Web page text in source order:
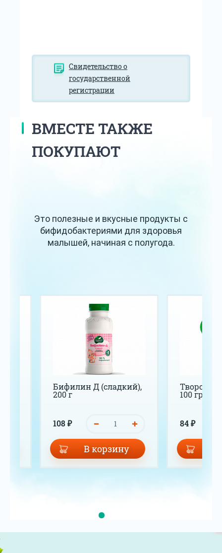
Свидетельство о
государственной
регистрации
ВМЕСТЕ ТАКЖЕ
ПОКУПАЮТ
Это полезные и вкусные продукты с
бифидобактериями для здоровья
малышей, начиная с полугода.
Бифилин Д (сладкий),
200 г
108 ₽
В корзину
Творог
100 гр
84 ₽